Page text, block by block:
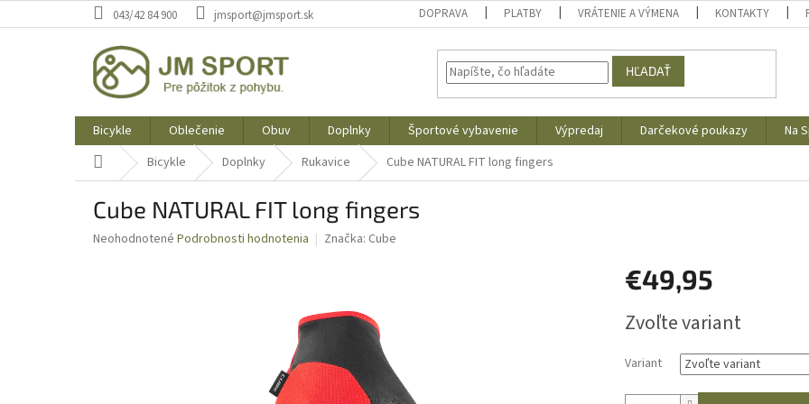
na
043/42 84 900 jmsport@jmsport.sk DOPRAVA PLATBY VRÁTENIE A VÝMENA KONTAKTY
HĽADAŤ
Bicykle Oblečenie Obuv Doplnky Športové vybavenie Výpredaj Darčekové poukazy Na
DomovBicykle Doplnky Rukavice Cube NATURAL FIT long fingers
Cube NATURAL FIT long fingers
Priemerné
Neohodnotené Podrobnosti hodnotenia Značka: Cube
€49,95
cena:
Zvoľte variant
Variant